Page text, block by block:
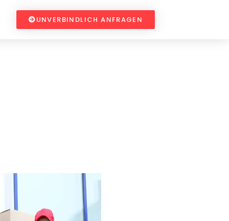
UNVERBINDLICH ANFRAGEN